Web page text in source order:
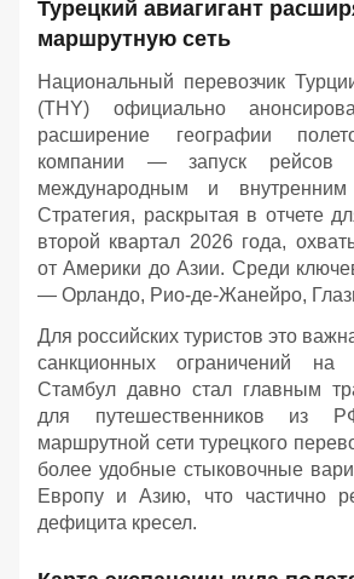
Турецкий авиагигант
маршрутную сеть
Национальный перевозчик
(THY) официально
расширение географии
компании — запуск
международным и внутренним
Стратегия, раскрытая в отчете
второй квартал 2026 года,
от Америки до Азии. Среди
— Орландо, Рио-де-Жанейро,
Для российских туристов это
санкционных ограничений
Стамбул давно стал главным
для путешественников из
маршрутной сети турецкого
более удобные стыковочные
Европу и Азию, что частично
дефицита кресел.